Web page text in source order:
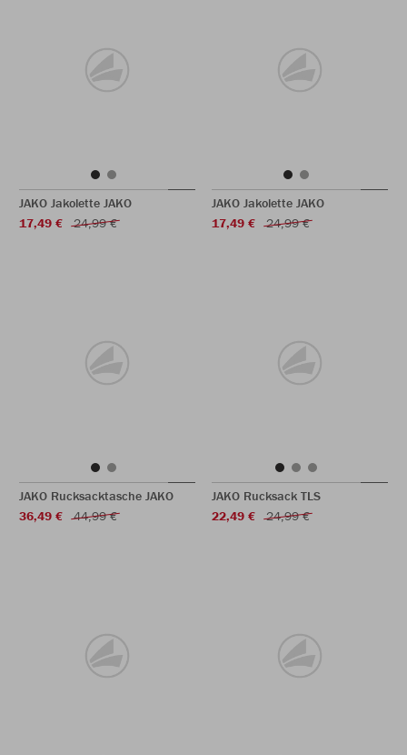
JAKO Jakolette JAKO
17,49 €
24,99 €
JAKO Jakolette JAKO
17,49 €
24,99 €
JAKO Rucksacktasche JAKO
36,49 €
44,99 €
JAKO Rucksack TLS
22,49 €
24,99 €